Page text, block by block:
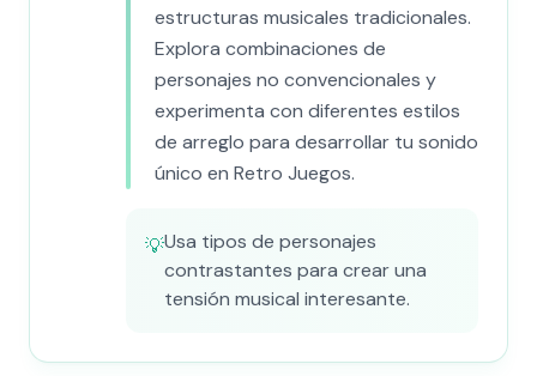
estructuras musicales tradicionales.
Explora combinaciones de
personajes no convencionales y
experimenta con diferentes estilos
de arreglo para desarrollar tu sonido
único en Retro Juegos.
💡Usa tipos de personajes
contrastantes para crear una
tensión musical interesante.